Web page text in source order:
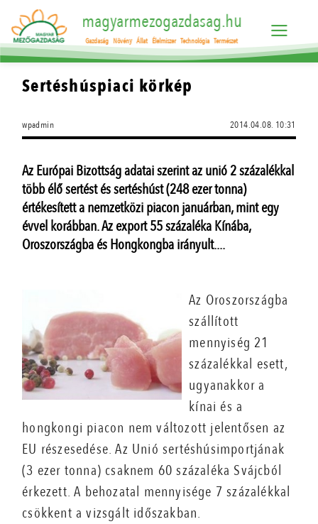
magyarmezogazdasag.hu
Gazdaság Növény Állat Élelmiszer Technológia Természet
Sertéshúspiaci körkép
wpadmin 2014.04.08. 10:31
Az Európai Bizottság adatai szerint az unió 2 százalékkal
több élő sertést és sertéshúst (248 ezer tonna)
értékesített a nemzetközi piacon januárban, mint egy
évvel korábban. Az export 55 százaléka Kínába,
Oroszországba és Hongkongba irányult....
Az Oroszországba
szállított
mennyiség 21
százalékkal esett,
ugyanakkor a
kínai és a
hongkongi piacon nem változott jelentősen az
EU részesedése. Az Unió sertéshúsimportjának
(3 ezer tonna) csaknem 60 százaléka Svájcból
érkezett. A behozatal mennyisége 7 százalékkal
csökkent a vizsgált időszakban.